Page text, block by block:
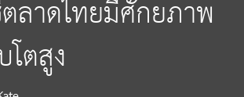
ตลาดไทยมีศักยภาพ
โตสูง